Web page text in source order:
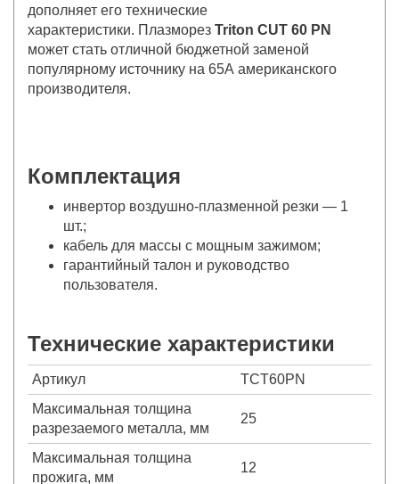
дополняет его технические
характеристики. Плазморез Triton CUT 60 PN
может стать отличной бюджетной заменой
популярному источнику на 65А американского
производителя.
Комплектация
инвертор воздушно-плазменной резки — 1
шт.;
кабель для массы с мощным зажимом;
гарантийный талон и руководство
пользователя.
Технические характеристики
Артикул
TCT60PN
Максимальная толщина
разрезаемого металла, мм
25
Максимальная толщина
прожига, мм
12